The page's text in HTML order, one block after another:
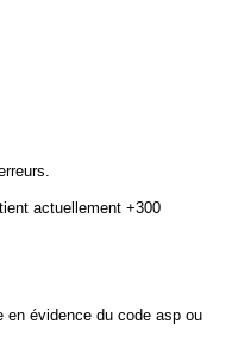
actuellement +300
en évidence du code asp ou